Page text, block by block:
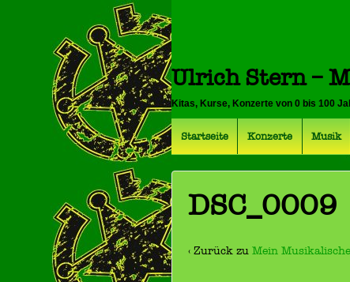
Ulrich Stern –
Kitas, Kurse, Konzerte von 0 bis 100
Startseite Konzerte Musik
DSC_0009
‹ Zurück zu Mein